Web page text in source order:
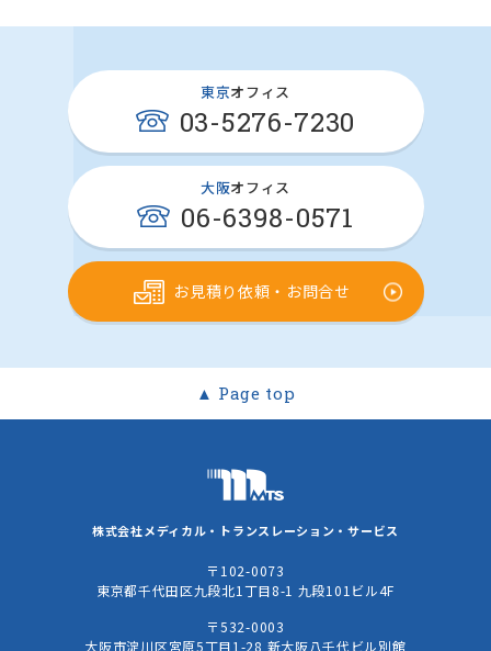
東京オフィス
03-5276-7230
大阪オフィス
06-6398-0571
お見積り依頼・お問合せ
▲ Page top
株式会社メディカル・トランスレーション・サービス
〒102-0073
東京都千代田区九段北1丁目8-1 九段101ビル4F
〒532-0003
大阪市淀川区宮原5丁目1-28 新大阪八千代ビル別館